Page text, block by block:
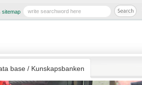
sitemap
base / Kunskapsbanken